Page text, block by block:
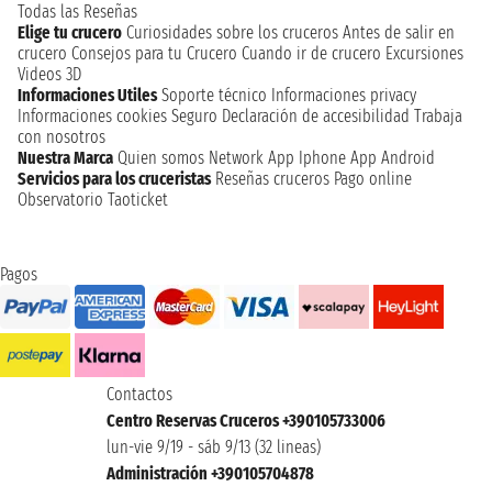
Todas las Reseñas
Elige tu crucero Curiosidades sobre los cruceros Antes de salir en
crucero Consejos para tu Crucero Cuando ir de crucero Excursiones
Videos 3D
Informaciones Utiles Soporte técnico Informaciones privacy
Informaciones cookies Seguro Declaración de accesibilidad Trabaja
con nosotros
Nuestra Marca Quien somos Network App Iphone App Android
Servicios para los cruceristas Reseñas cruceros Pago online
Observatorio Taoticket
Pagos
Contactos
Centro Reservas Cruceros +390105733006
lun-vie 9/19 - sáb 9/13 (32 lineas)
Administración +390105704878